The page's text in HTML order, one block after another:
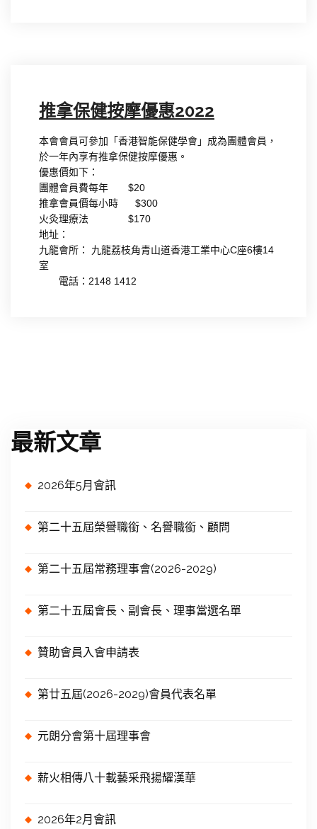
推拿保健按摩優惠2022
本會會員可參加「香港智能保健學會」成為團體會員，
於一年內享有推拿保健按摩優惠。
優惠價如下：
團體會員費每年 $20
推拿會員價每小時 $300
火灸理療法 $170
地址：
九龍會所： 九龍荔枝角青山道香港工業中心C座6樓14
室
電話：2148 1412
最新文章
2026年5月會訊
第二十五屆榮譽職銜、名譽職銜、顧問
第二十五屆常務理事會(2026-2029)
第二十五屆會長、副會長、理事當選名單
贊助會員入會申請表
第廿五屆(2026-2029)會員代表名單
元朗分會第十屆理事會
薪火相傳八十載藝采飛揚耀漢華
2026年2月會訊